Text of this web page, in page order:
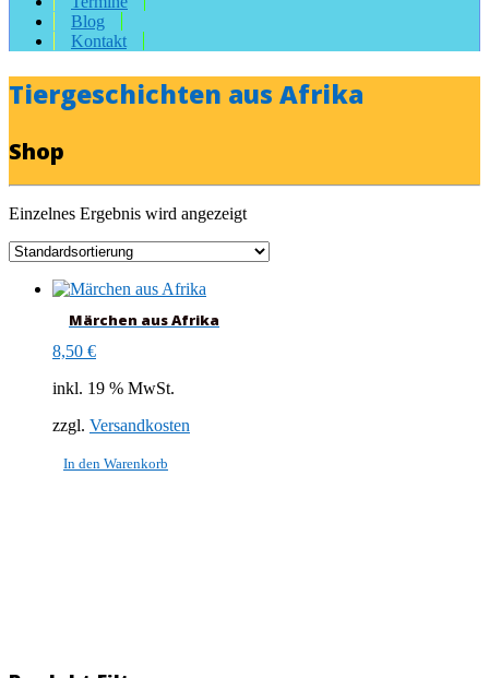
Blog
Kontakt
Tiergeschichten aus Afrika
Shop
Einzelnes Ergebnis wird angezeigt
Märchen aus Afrika
8,50 €
inkl. 19 % MwSt.
zzgl. Versandkosten
In den Warenkorb